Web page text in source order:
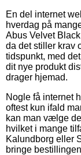
En del internet
hverdag på
Abus Velvet
da det stiller krav
tidspunkt, med
dit nye produkt
drager hjemad.
Nogle få internet
oftest kun ifald
kan man vælge
hvilket i mange
Kalundborg eller
bringe